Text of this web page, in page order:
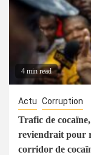
4 min read
Actu Corruption
Trafic de
reviendrait pour
corridor de